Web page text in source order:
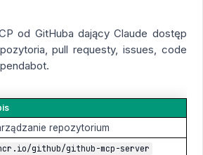
od GitHuba dający Claude dostęp
pull requesty, issues, code
repozytorium
github/github-mcp-server